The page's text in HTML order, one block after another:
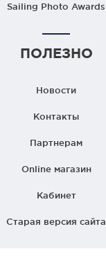
Sailing Photo Awards
ПОЛЕЗНО
Новости
Контакты
Партнерам
Online магазин
Кабинет
Старая версия сайта